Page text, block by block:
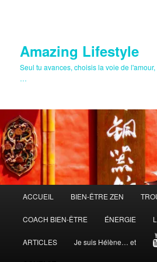
Amazing Lifestyle
Seul tu avances, choisis la voie de
…
principal
ACCUEIL BIEN-ÊTRE ZEN
COACH BIEN-ÊTRE ÉNERGIE
ARTICLES Je suis Hélène… et